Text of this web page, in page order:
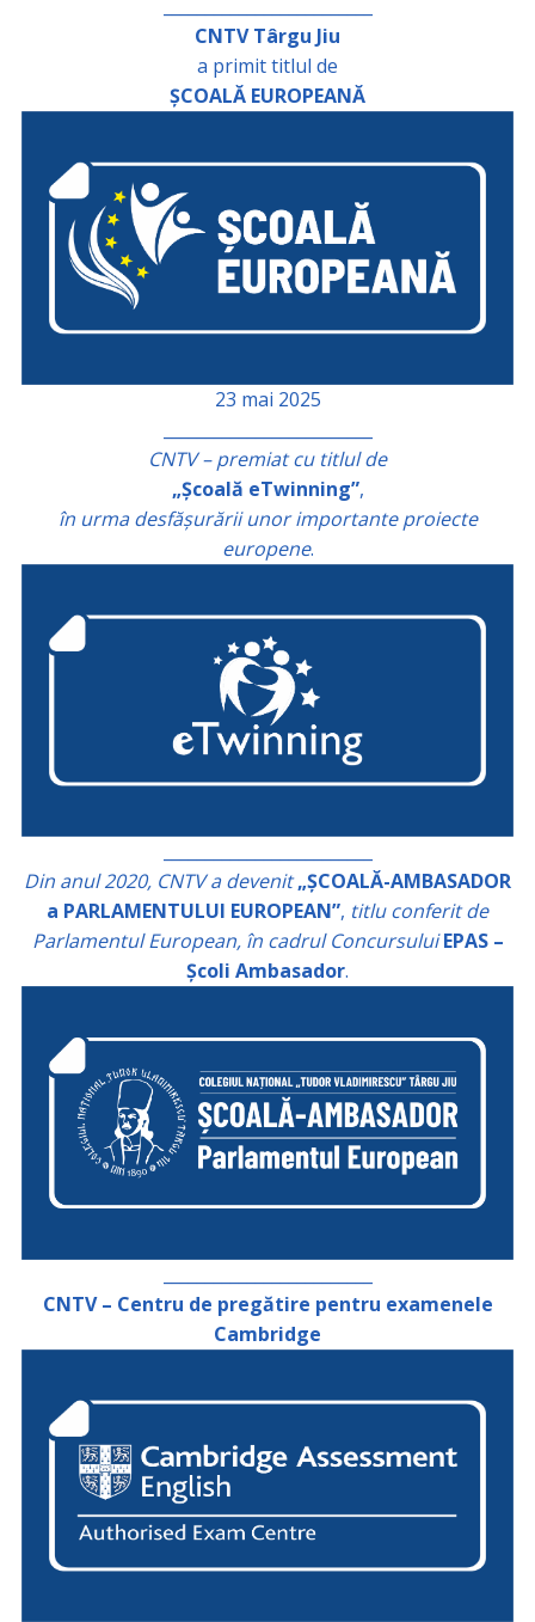
CNTV Târgu Jiu
a primit titlul de
ȘCOALĂ EUROPEANĂ
23 mai 2025
CNTV – premiat cu titlul de
„Școală eTwinning”,
în urma desfășurării unor importante proiecte
europene.
Din anul 2020, CNTV a devenit „ȘCOALĂ-AMBASADOR
a PARLAMENTULUI EUROPEAN”, titlu conferit de
Parlamentul European, în cadrul Concursului EPAS –
Școli Ambasador.
CNTV – Centru de pregătire pentru examenele
Cambridge